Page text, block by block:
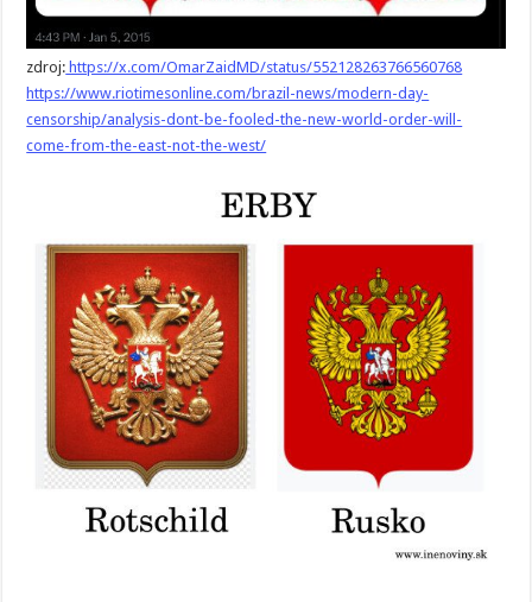
zdroj: https://x.com/OmarZaidMD/status/552128263766560768
https://www.riotimesonline.com/brazil-news/modern-day-
censorship/analysis-dont-be-fooled-the-new-world-order-will-
come-from-the-east-not-the-west/